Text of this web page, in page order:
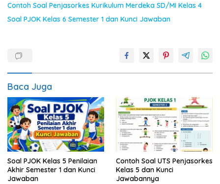
Contoh Soal Penjasorkes Kurikulum Merdeka SD/MI Kelas 4
Soal PJOK Kelas 6 Semester 1 dan Kunci Jawaban
Baca Juga
Soal PJOK Kelas 5 Penilaian
Akhir Semester 1 dan Kunci
Jawaban
Contoh Soal UTS Penjasorkes
Kelas 5 dan Kunci
Jawabannya